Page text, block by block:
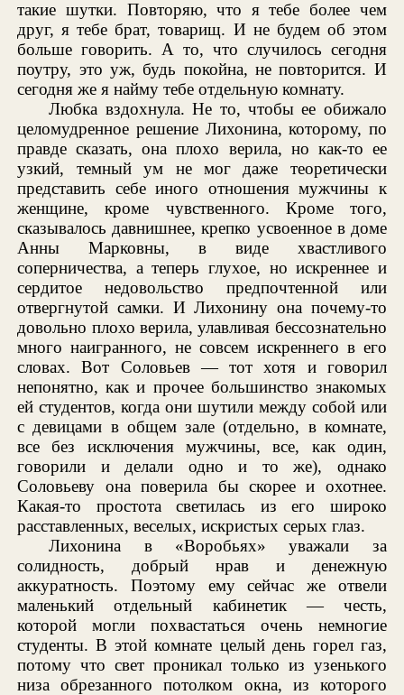
такие шутки. Повторяю, что я тебе более чем
друг, я тебе брат, товарищ. И не будем об этом
больше говорить. А то, что случилось сегодня
поутру, это уж, будь покойна, не повторится. И
сегодня же я найму тебе отдельную комнату.
Любка вздохнула. Не то, чтобы ее обижало
целомудренное решение Лихонина, которому, по
правде сказать, она плохо верила, но как-то ее
узкий, темный ум не мог даже теоретически
представить себе иного отношения мужчины к
женщине, кроме чувственного. Кроме того,
сказывалось давнишнее, крепко усвоенное в доме
Анны Марковны, в виде хвастливого
соперничества, а теперь глухое, но искреннее и
сердитое недовольство предпочтенной или
отвергнутой самки. И Лихонину она почему-то
довольно плохо верила, улавливая бессознательно
много наигранного, не совсем искреннего в его
словах. Вот Соловьев — тот хотя и говорил
непонятно, как и прочее большинство знакомых
ей студентов, когда они шутили между собой или
с девицами в общем зале (отдельно, в комнате,
все без исключения мужчины, все, как один,
говорили и делали одно и то же), однако
Соловьеву она поверила бы скорее и охотнее.
Какая-то простота светилась из его широко
расставленных, веселых, искристых серых глаз.
Лихонина в «Воробьях» уважали за
солидность, добрый нрав и денежную
аккуратность. Поэтому ему сейчас же отвели
маленький отдельный кабинетик — честь,
которой могли похвастаться очень немногие
студенты. В этой комнате целый день горел газ,
потому что свет проникал только из узенького
низа обрезанного потолком окна, из которого